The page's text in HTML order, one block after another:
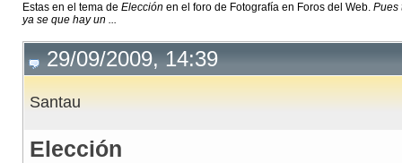
Estas en el tema de Elección en el foro de Fotografía en Foros del Web. Pues
ya se que hay un ...
29/09/2009, 14:39
Santau
Elección